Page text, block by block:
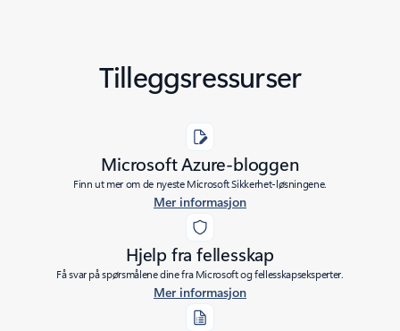
Tilleggsressurser
Microsoft Azure-bloggen
Finn ut mer om de nyeste Microsoft Sikkerhet-løsningene.
Mer informasjon
Hjelp fra fellesskap
Få svar på spørsmålene dine fra Microsoft og fellesskapseksperter.
Mer informasjon